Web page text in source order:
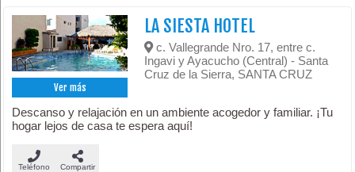
Ver más
LA SIESTA HOTEL
c. Vallegrande Nro. 17, entre c.
Ingavi y Ayacucho (Central) - Santa
Cruz de la Sierra, SANTA CRUZ
Descanso y relajación en un ambiente acogedor y familiar. ¡Tu
hogar lejos de casa te espera aquí!
Teléfono Compartir